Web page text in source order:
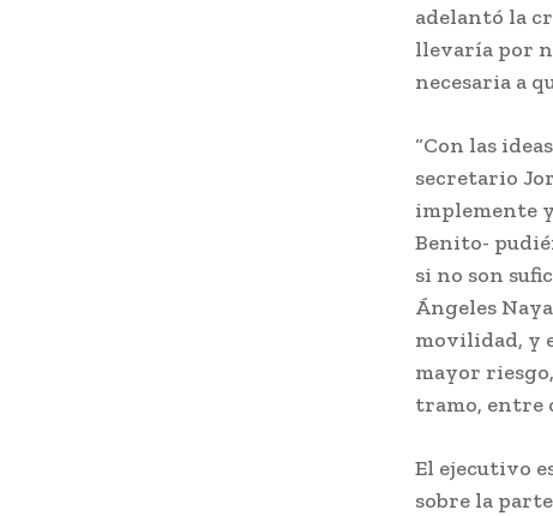
adelantó la
llevaría por
necesaria a
“Con las
secretario
implemente
Benito-
si no son
Ángeles
movilidad, y
mayor
tramo, entre
El ejecutivo
sobre la